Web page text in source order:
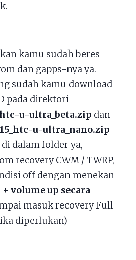
kamu sudah beres
dan gapps-nya ya.
sudah kamu download
pada direktori
u-ultra_beta.zip dan
u-ultra_nano.zip
dalam folder ya,
recovery CWM / TWRP,
off dengan menekan
volume up secara
masuk recovery Full
diperlukan)